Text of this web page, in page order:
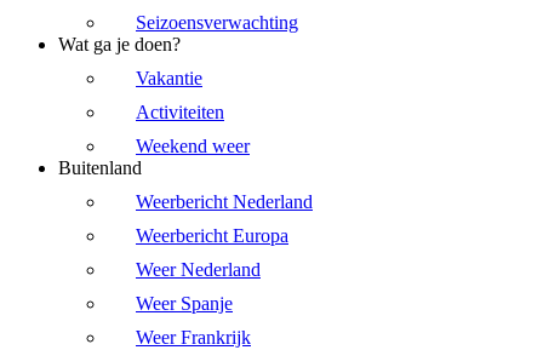
Seizoensverwachting
Wat ga je doen?
Vakantie
Activiteiten
Weekend weer
Buitenland
Weerbericht Nederland
Weerbericht Europa
Weer Nederland
Weer Spanje
Weer Frankrijk